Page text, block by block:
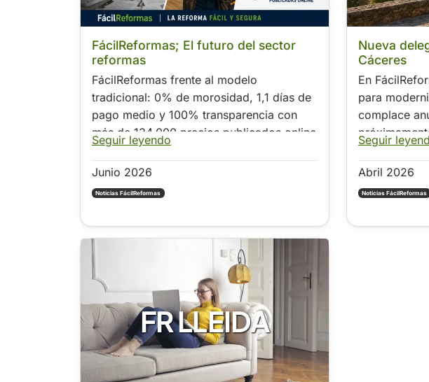
FácilReformas; El futuro del sector
reformas
FácilReformas frente al modelo
tradicional: 0% de morosidad, 1,1 días de
pago medio y 100% transparencia con
más de 134.000 precios publicados online
Seguir leyendo
Junio 2026
Noticias FácilReformas
Nueva
Cáceres
En
para
complace
en Cáceres
Seguir
Abril 2026
Noticias FácilReformas
FR LLEIDA